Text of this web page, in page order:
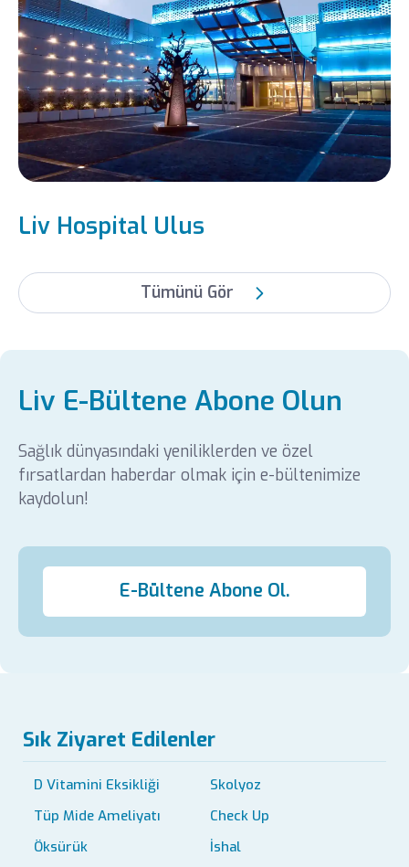
Liv Hospital Ulus
Tümünü Gör
Liv E-Bültene Abone Olun
Sağlık dünyasındaki yeniliklerden ve özel
fırsatlardan haberdar olmak için e-bültenimize
kaydolun!
E-Bültene Abone Ol.
Sık Ziyaret Edilenler
D Vitamini Eksikliği
Skolyoz
Tüp Mide Ameliyatı
Check Up
Öksürük
İshal